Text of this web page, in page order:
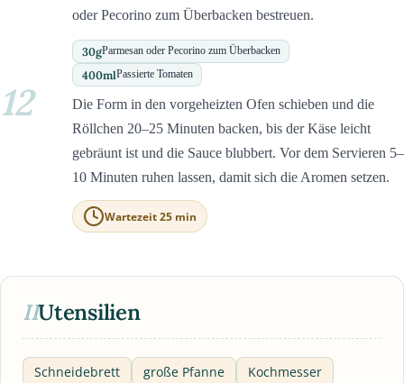
oder Pecorino zum Überbacken bestreuen.
30gParmesan oder Pecorino zum Überbacken
400mlPassierte Tomaten
12
Die Form in den vorgeheizten Ofen schieben und die
Röllchen 20–25 Minuten backen, bis der Käse leicht
gebräunt ist und die Sauce blubbert. Vor dem Servieren 5–
10 Minuten ruhen lassen, damit sich die Aromen setzen.
Wartezeit 25 min
IIUtensilien
Schneidebrett große Pfanne
Kochmesser